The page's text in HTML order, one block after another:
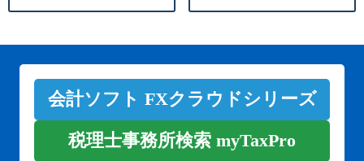
会計ソフト FXクラウドシリーズ
税理士事務所検索 myTaxPro